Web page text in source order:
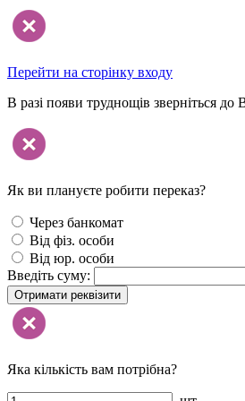
Перейти на сторінку входу
В разі появи труднощів зверніться
Як ви плануєте робити переказ?
Через банкомат
Від фіз. особи
Від юр. особи
Введіть суму:
Отримати реквізити
Яка кількість вам потрібна?